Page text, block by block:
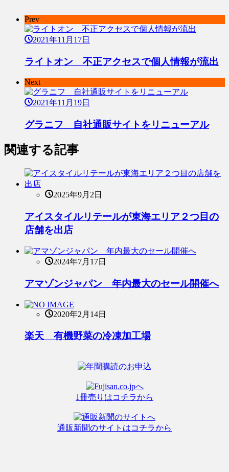
Prev
2021年11月17日
ライトオン 不正アクセスで個人情報が流出
Next
2021年11月19日
グラニフ 自社通販サイトをリニューアル
関連する記事
2025年9月2日
アイスタイルリテールが東海エリア２つ目の
店舗を出店
2024年7月17日
アマゾンジャパン 年内最大のセール開催へ
2020年2月14日
楽天 有機野菜の冷凍加工場
1冊売りはコチラから
通販新聞のサイトはコチラから